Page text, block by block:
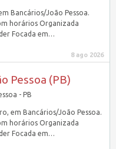
Bancários/João Pessoa.
horários Organizada
Focada em…
8 ago 2026
Pessoa (PB)
- PB
em Bancários/João Pessoa.
horários Organizada
Focada em…